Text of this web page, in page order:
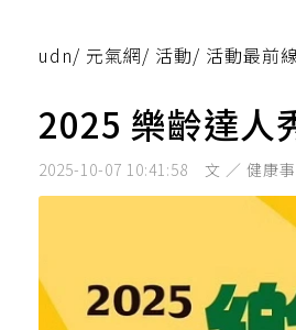
udn/ 元氣網/ 活動/ 活動最前線
2025 樂齡達人
2025-10-07 10:41:58 文 ／ 健康